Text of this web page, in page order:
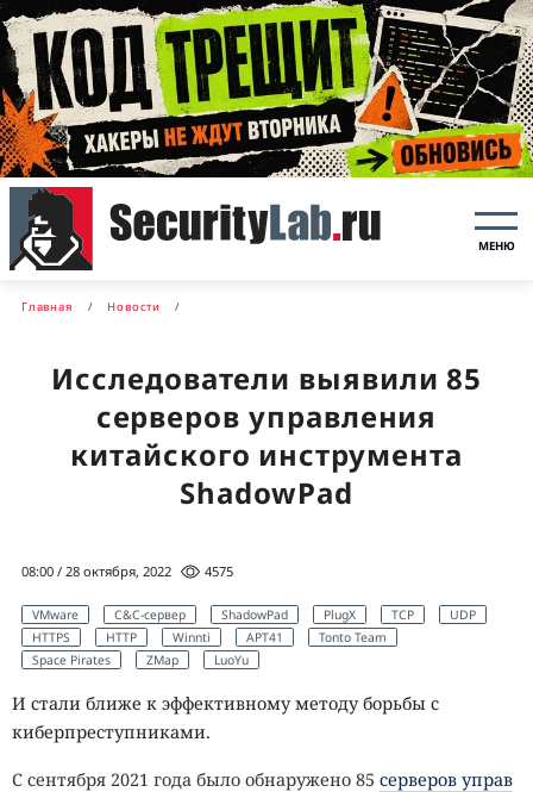
МЕНЮ
Главная Новости
Исследователи выявили 85
серверов управления
китайского инструмента
ShadowPad
08:00 / 28 октября, 2022 4575
VMware C&C-сервер ShadowPad PlugX TCP
UDP
HTTPS
HTTP Winnti APT41
Tonto Team
Space Pirates
ZMap LuoYu
И стали ближе к эффективному методу борьбы с
киберпреступниками.
С сентября 2021 года было обнаружено 85 серверов управ